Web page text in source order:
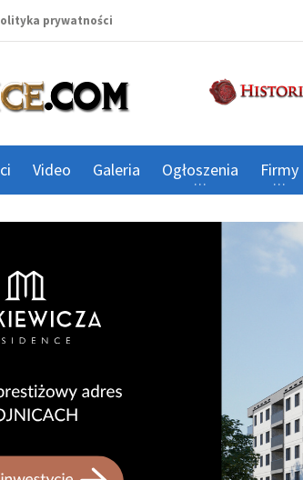
prywatności
Video Galeria Ogłoszenia Firmy